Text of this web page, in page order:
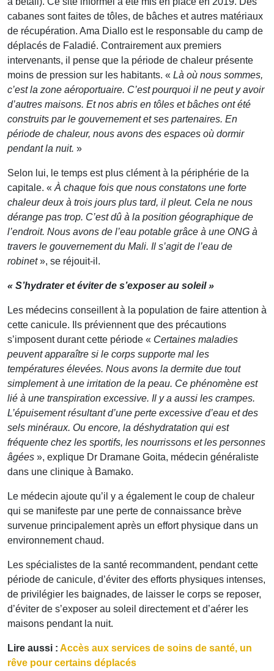
cabanes sont faites de tôles, de bâches et autres matériaux
de récupération. Ama Diallo est le responsable du camp de
déplacés de Faladié. Contrairement aux premiers
intervenants, il pense que la période de chaleur présente
moins de pression sur les habitants. « Là où nous sommes,
c’est la zone aéroportuaire. C’est pourquoi il ne peut y avoir
d’autres maisons. Et nos abris en tôles et bâches ont été
construits par le gouvernement et ses partenaires. En
période de chaleur, nous avons des espaces où dormir
pendant la nuit. »
Selon lui, le temps est plus clément à la périphérie de la
capitale. « À chaque fois que nous constatons une forte
chaleur deux à trois jours plus tard, il pleut. Cela ne nous
dérange pas trop. C’est dû à la position géographique de
l’endroit. Nous avons de l’eau potable grâce à une ONG à
travers le gouvernement du Mali. Il s’agit de l’eau de
robinet», se réjouit-il.
« S’hydrater et éviter de s’exposer au soleil »
Les médecins conseillent à la population de faire attention à
cette canicule. Ils préviennent que des précautions
s’imposent durant cette période « Certaines maladies
peuvent apparaître si le corps supporte mal les
températures élevées. Nous avons la dermite due tout
simplement à une irritation de la peau. Ce phénomène est
lié à une transpiration excessive. Il y a aussi les crampes.
L’épuisement résultant d’une perte excessive d’eau et des
sels minéraux. Ou encore, la déshydratation qui est
fréquente chez les sportifs, les nourrissons et les personnes
âgées », explique Dr Dramane Goita, médecin généraliste
dans une clinique à Bamako.
Le médecin ajoute qu’il y a également le coup de chaleur
qui se manifeste par une perte de connaissance brève
survenue principalement après un effort physique dans un
environnement chaud.
Les spécialistes de la santé recommandent, pendant cette
période de canicule, d’éviter des efforts physiques intenses,
de privilégier les baignades, de laisser le corps se reposer,
d’éviter de s’exposer au soleil directement et d’aérer les
maisons pendant la nuit.
Lire aussi : Accès aux services de soins de santé, un
rêve pour certains déplacés